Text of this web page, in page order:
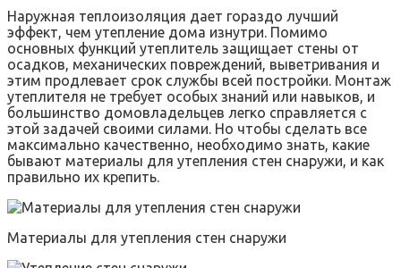
Наружная теплоизоляция дает гораздо лучший
эффект, чем утепление дома изнутри. Помимо
основных функций утеплитель защищает стены от
осадков, механических повреждений, выветривания и
этим продлевает срок службы всей постройки. Монтаж
утеплителя не требует особых знаний или навыков, и
большинство домовладельцев легко справляется с
этой задачей своими силами. Но чтобы сделать все
максимально качественно, необходимо знать, какие
бывают материалы для утепления стен снаружи, и как
правильно их крепить.
Материалы для утепления стен снаружи